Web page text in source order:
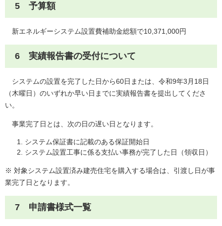
5 予算額
新エネルギーシステム設置費補助金総額で10,371,000円
6 実績報告書の受付について
システムの設置を完了した日から60日または、令和9年3月18日
（木曜日）のいずれか早い日までに実績報告書を提出してくださ
い。
事業完了日とは、次の日の遅い日となります。
システム保証書に記載のある保証開始日
システム設置工事に係る支払い事務が完了した日（領収日）
※ 対象システム設置済み建売住宅を購入する場合は、引渡し日が事
業完了日となります。
7 申請書様式一覧